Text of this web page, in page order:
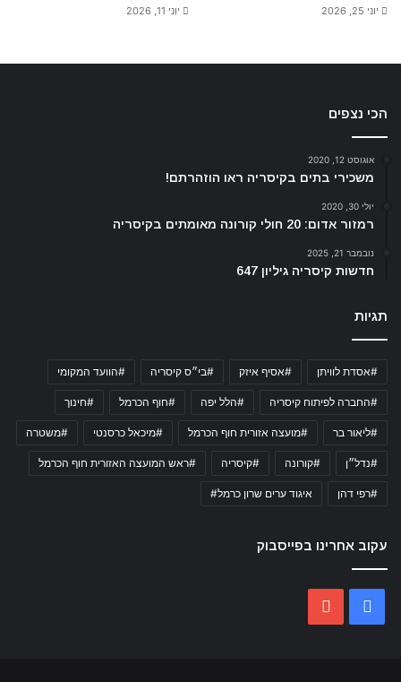
יוני 25, 2026 יוני 11, 2026
הכי נצפים
אוגוסט 12, 2020
משכירי בתים בקיסריה ראו הוזהרתם!
יולי 30, 2020
רמזור אדום: 20 חולי קורונה מאומתים בקיסריה
נובמבר 21, 2025
חדשות קיסריה גיליון 647
תגיות
#אסדת לוויתן #אסיף איזק #בי״ס קיסריה #הוועד המקומי
#החברה לפיתוח קיסריה #הלל יפה #חוף הכרמל #חינוך
#ליאור בר #מועצה אזורית חוף הכרמל #מיכאל כרסנטי #משטרה
#נדל״ן #קורונה #קיסריה #ראש המועצה האזורית חוף הכרמל
#רפי דהן איגוד ערים שרון כרמל#
עקוב אחרינו בפייסבוק
Facebook